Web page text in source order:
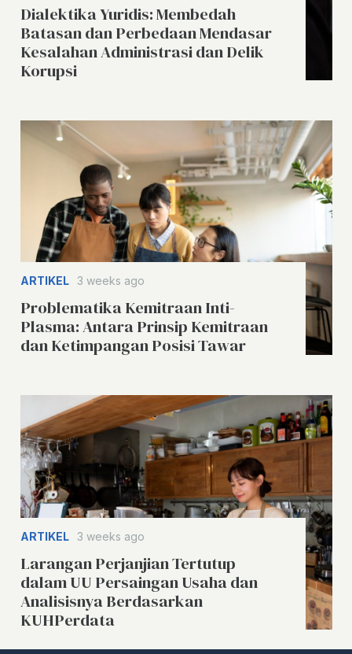
Dialektika Yuridis: Membedah
Batasan dan Perbedaan Mendasar
Kesalahan Administrasi dan Delik
Korupsi
ARTIKEL 3 weeks ago
Problematika Kemitraan Inti-
Plasma: Antara Prinsip Kemitraan
dan Ketimpangan Posisi Tawar
ARTIKEL 3 weeks ago
Larangan Perjanjian Tertutup
dalam UU Persaingan Usaha dan
Analisisnya Berdasarkan
KUHPerdata